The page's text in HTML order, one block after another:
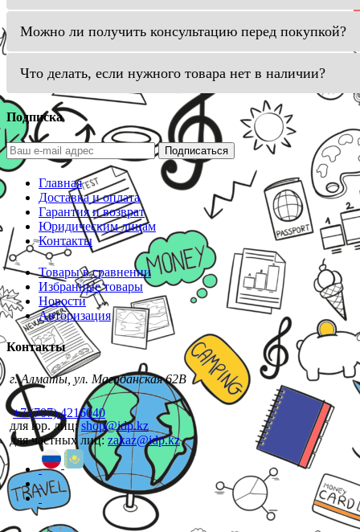
Можно ли получить консультацию перед покупкой?
Что делать, если нужного товара нет в наличии?
Подписка
Подписаться
Главная
Доставка и оплата
Гарантия и возврат
Юридическим лицам
Контакты
Товары в сравнении
Избранные товары
Новости
Авторизация
Контакты
г. Алматы, ул. Магаданская 62В
+7 (707) 4216040
для юр. лиц:shop@idp.kz
для частных лиц:zakaz@idp.kz